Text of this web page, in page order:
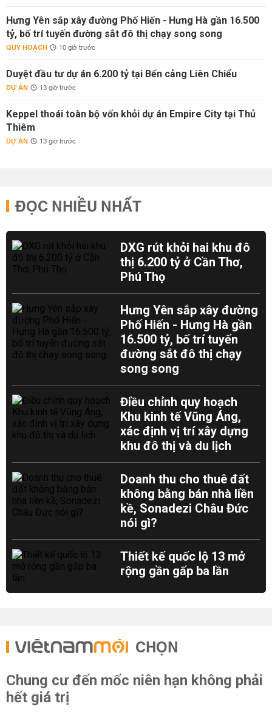
Hưng Yên sắp xây đường Phố Hiến - Hưng Hà gần 16.500
tỷ, bố trí tuyến đường sắt đô thị chạy song song
QUY HOẠCH 10 giờ trước
Duyệt đầu tư dự án 6.200 tỷ tại Bến cảng Liên Chiểu
DỰ ÁN 13 giờ trước
Keppel thoái toàn bộ vốn khỏi dự án Empire City tại Thủ
Thiêm
DỰ ÁN 13 giờ trước
ĐỌC NHIỀU NHẤT
DXG rút khỏi hai khu đô
thị 6.200 tỷ ở Cần Thơ,
Phú Thọ
Hưng Yên sắp xây đường
Phố Hiến - Hưng Hà gần
16.500 tỷ, bố trí tuyến
đường sắt đô thị chạy
song song
Điều chỉnh quy hoạch
Khu kinh tế Vũng Áng,
xác định vị trí xây dựng
khu đô thị và du lịch
Doanh thu cho thuê đất
không bằng bán nhà liền
kề, Sonadezi Châu Đức
nói gì?
Thiết kế quốc lộ 13 mở
rộng gần gấp ba lần
CHỌN
Chung cư đến mốc niên hạn không phải
hết giá trị